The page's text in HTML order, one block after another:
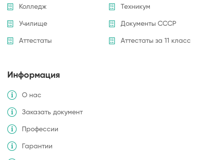
Колледж Техникум
Училище Документы СССР
Аттестаты Аттестаты за 11 класс
Информация
О нас
Заказать документ
Профессии
Гарантии